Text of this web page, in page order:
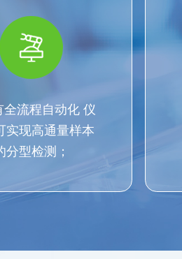
全流程自动化 仪
实现高通量样本
分型检测；